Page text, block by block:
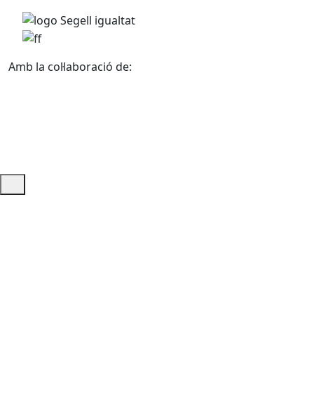
Amb la col·laboració de: